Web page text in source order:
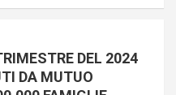
DEL 2024
DA MUTUO